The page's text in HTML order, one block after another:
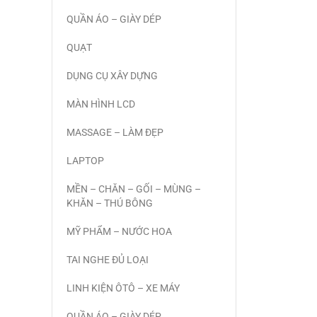
QUẦN ÁO – GIÀY DÉP
QUẠT
DỤNG CỤ XÂY DỰNG
MÀN HÌNH LCD
MASSAGE – LÀM ĐẸP
LAPTOP
MỀN – CHĂN – GỐI – MÙNG –
KHĂN – THÚ BÔNG
MỸ PHẨM – NƯỚC HOA
TAI NGHE ĐỦ LOẠI
LINH KIỆN ÔTÔ – XE MÁY